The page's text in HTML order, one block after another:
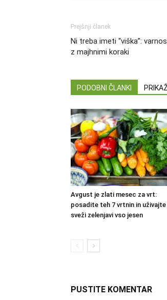
Prejšnji članek
Ni treba imeti “viška”:
z majhnimi koraki
PODOBNI ČLANKI
Avgust je zlati mesec za vrt:
posadite teh 7 vrtnin in uživajte
sveži zelenjavi vso jesen
PUSTITE KOMENTAR